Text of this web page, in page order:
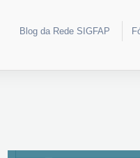
Blog da Rede SIGFAP